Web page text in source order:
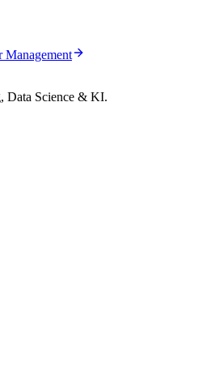
Management
Data Science & KI.